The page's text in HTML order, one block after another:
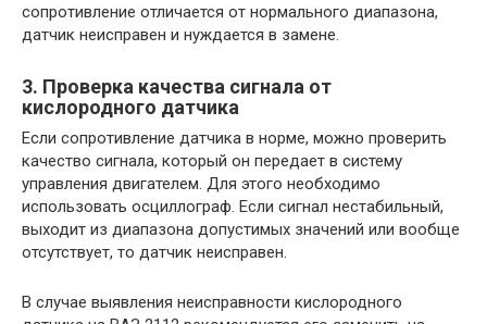
сопротивление отличается от нормального диапазона,
датчик неисправен и нуждается в замене.
3. Проверка качества сигнала от
кислородного датчика
Если сопротивление датчика в норме, можно проверить
качество сигнала, который он передает в систему
управления двигателем. Для этого необходимо
использовать осциллограф. Если сигнал нестабильный,
выходит из диапазона допустимых значений или вообще
отсутствует, то датчик неисправен.
В случае выявления неисправности кислородного